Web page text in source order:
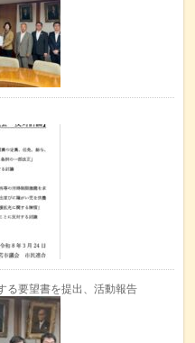
る要望書を提出、活動報告